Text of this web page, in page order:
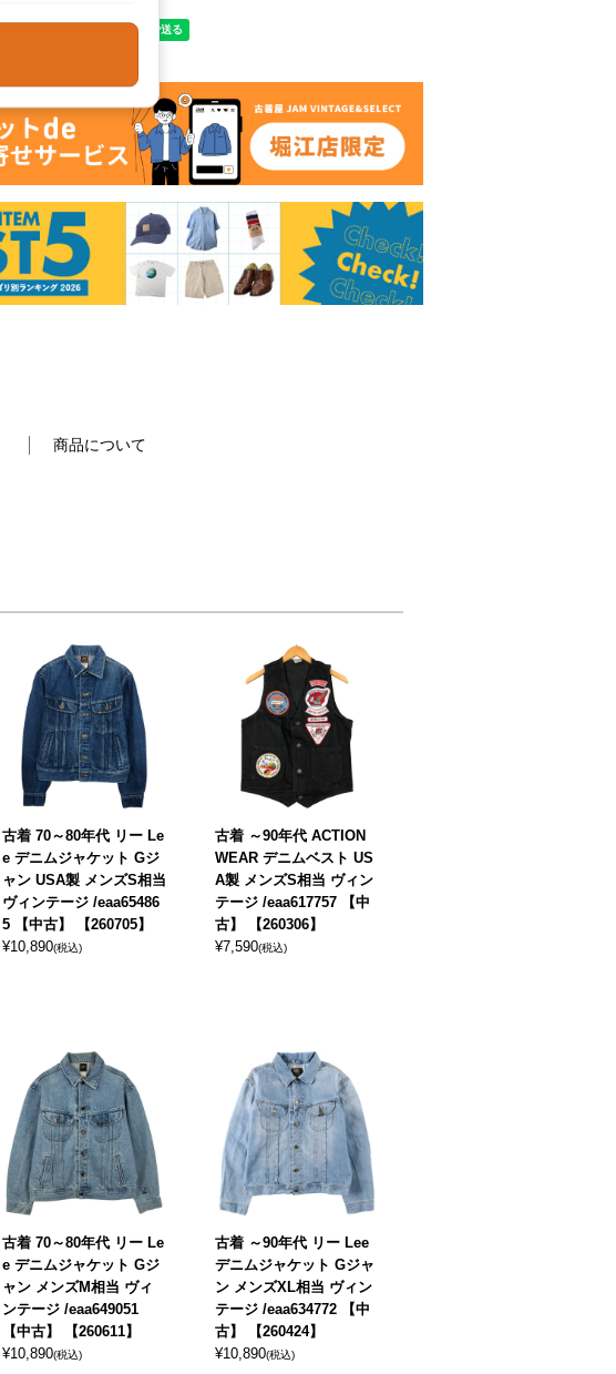
商品について
古着 70～80年代 リー Le
e デニムジャケット Gジ
ャン USA製 メンズS相当
ヴィンテージ /eaa65486
5 【中古】 【260705】
¥10,890(税込)
古着 ～90年代 ACTION
WEAR デニムベスト US
A製 メンズS相当 ヴィン
テージ /eaa617757 【中
古】 【260306】
¥7,590(税込)
古着 70～80年代 リー Le
e デニムジャケット Gジ
ャン メンズM相当 ヴィ
ンテージ /eaa649051
【中古】 【260611】
¥10,890(税込)
古着 ～90年代 リー Lee
デニムジャケット Gジャ
ン メンズXL相当 ヴィン
テージ /eaa634772 【中
古】 【260424】
¥10,890(税込)